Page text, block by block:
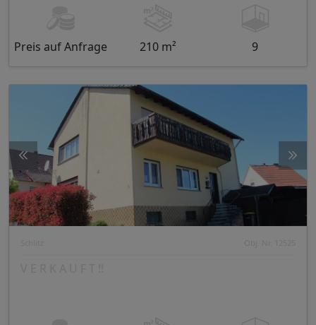
Preis auf Anfrage 210 m² 9